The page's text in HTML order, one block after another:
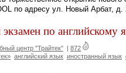
по адресу ул. Новый Арбат, д.
по английскому
центр "Трайтек" | 872
английский язык иностранный язык